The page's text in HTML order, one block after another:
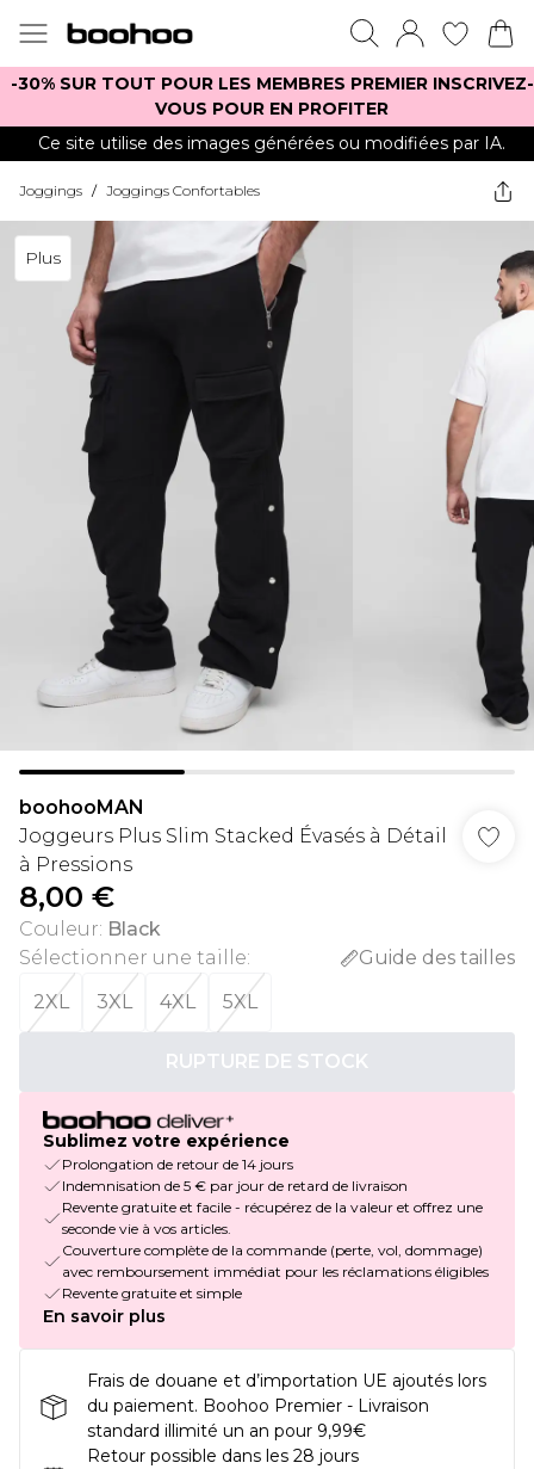
-30% SUR TOUT POUR LES MEMBRES PREMIER INSCRIVEZ-
VOUS POUR EN PROFITER
Ce site utilise des images générées ou modifiées par IA.
Joggings / Joggings Confortables
Plus
boohooMAN
Joggeurs Plus Slim Stacked Évasés à Détail
à Pressions
8,00 €
Couleur: Black
Sélectionner une taille:
Guide des tailles
2XL
3XL 4XL 5XL
RUPTURE DE STOCK
Sublimez votre expérience
Prolongation de retour de 14 jours
Indemnisation de 5 € par jour de retard de livraison
Revente gratuite et facile - récupérez de la valeur et offrez une
seconde vie à vos articles.
Couverture complète de la commande (perte, vol, dommage)
avec remboursement immédiat pour les réclamations éligibles
Revente gratuite et simple
En savoir plus
Frais de douane et d’importation UE ajoutés lors
du paiement. Boohoo Premier - Livraison
standard illimité un an pour 9,99€
Retour possible dans les 28 jours